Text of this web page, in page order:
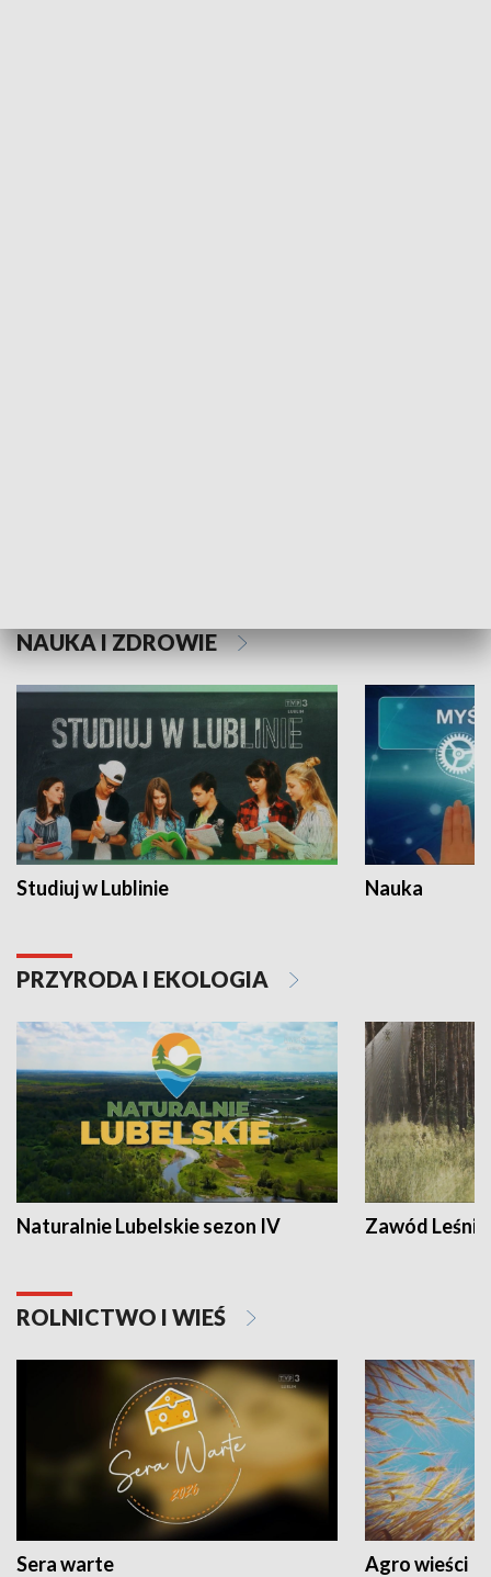
NAUKA I ZDROWIE
Studiuj w Lublinie Nauka
PRZYRODA I EKOLOGIA
Naturalnie Lubelskie sezon IV Zawód Leśnik
ROLNICTWO I WIEŚ
Sera warte Agro wieści